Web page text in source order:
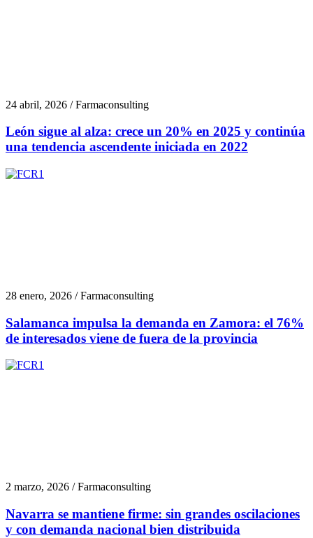
24 abril, 2026 / Farmaconsulting
León sigue al alza: crece un 20% en 2025 y continúa
una tendencia ascendente iniciada en 2022
28 enero, 2026 / Farmaconsulting
Salamanca impulsa la demanda en Zamora: el 76%
de interesados viene de fuera de la provincia
2 marzo, 2026 / Farmaconsulting
Navarra se mantiene firme: sin grandes oscilaciones
y con demanda nacional bien distribuida